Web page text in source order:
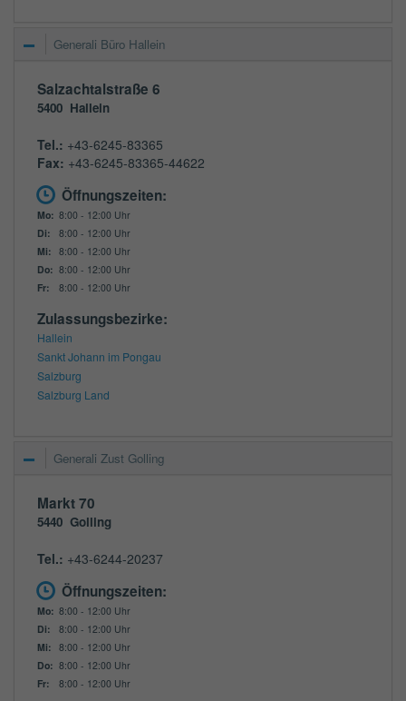
Generali Büro Hallein
Salzachtalstraße 6
5400 Hallein
Tel.: +43-6245-83365
Fax: +43-6245-83365-44622
Öffnungszeiten:
Mo: 8:00 - 12:00 Uhr
Di:
8:00 - 12:00 Uhr
Mi: 8:00 - 12:00 Uhr
Do: 8:00 - 12:00 Uhr
Fr:
8:00 - 12:00 Uhr
Zulassungsbezirke:
Hallein
Sankt Johann im Pongau
Salzburg
Salzburg Land
Generali Zust Golling
Markt 70
5440 Golling
Tel.: +43-6244-20237
Öffnungszeiten:
Mo: 8:00 - 12:00 Uhr
Di:
8:00 - 12:00 Uhr
Mi: 8:00 - 12:00 Uhr
Do: 8:00 - 12:00 Uhr
Fr:
8:00 - 12:00 Uhr